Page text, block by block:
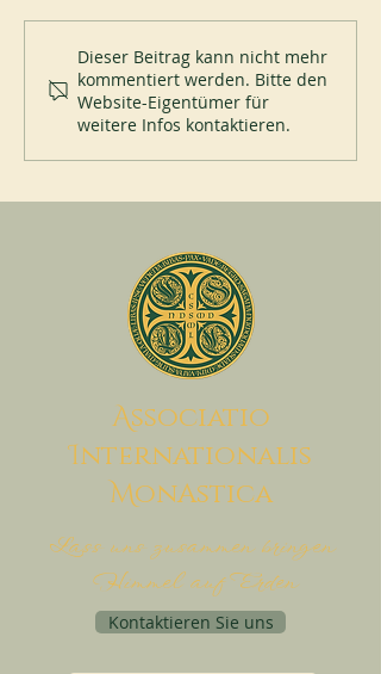
Ewige Profess im Priorat St
Placid
Dieser Beitrag kann nicht mehr
kommentiert werden. Bitte den
Website-Eigentümer für
weitere Infos kontaktieren.
Associatio
Internationalis
MonAstica
Lass uns zusammen bringen
Himmel auf Erden
Kontaktieren Sie uns